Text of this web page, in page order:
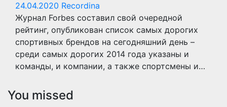
24.04.2020 Recordina
Журнал Forbes составил свой очередной
рейтинг, опубликован список самых дорогих
спортивных брендов на сегодняшний день –
среди самых дорогих 2014 года указаны и
команды, и компании, а также спортсмены и…
You missed